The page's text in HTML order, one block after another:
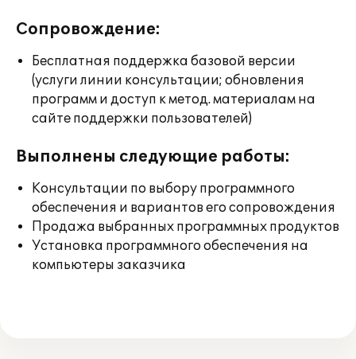
Сопровождение:
Бесплатная поддержка базовой версии
(услуги линии консультации; обновления
программ и доступ к метод. материалам на
сайте поддержки пользователей)
Выполнены следующие работы:
Консультации по выбору программного
обеспечения и вариантов его сопровождения
Продажа выбранных программных продуктов
Установка программного обеспечения на
компьютеры заказчика